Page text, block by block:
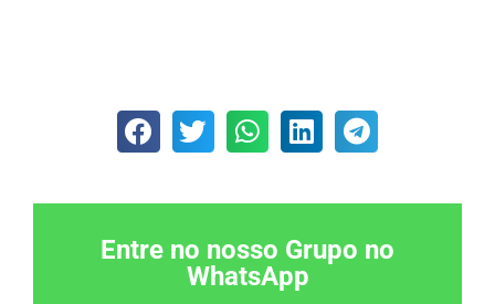
Entre no nosso Grupo no
WhatsApp